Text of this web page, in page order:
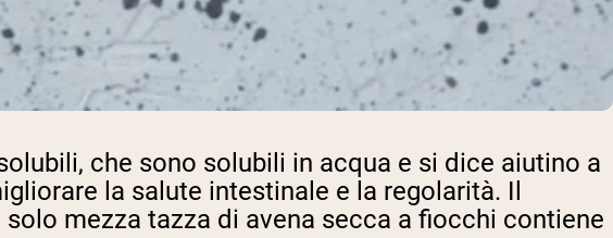
che sono solubili in acqua e si dice aiutino a
la salute intestinale e la regolarità. Il
mezza tazza di avena secca a fiocchi contiene